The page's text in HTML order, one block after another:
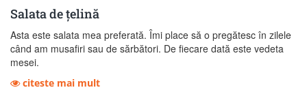
Salata de țelină
Asta este salata mea preferată. Îmi place să o pregătesc în zilele
când am musafiri sau de sărbători. De fiecare dată este vedeta
mesei.
citeste mai mult